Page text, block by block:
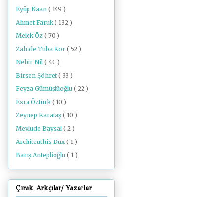
Eyüp Kaan ( 149 )
Ahmet Faruk ( 132 )
Melek Öz ( 70 )
Zahide Tuba Kor ( 52 )
Nehir Nil ( 40 )
Birsen Şöhret ( 33 )
Feyza Gümüşlüoğlu ( 22 )
Esra Öztürk ( 10 )
Zeynep Karataş ( 10 )
Mevlude Baysal ( 2 )
Architeuthis Dux ( 1 )
Barış Anteplioğlu ( 1 )
Çırak Arkçılar/ Yazarlar